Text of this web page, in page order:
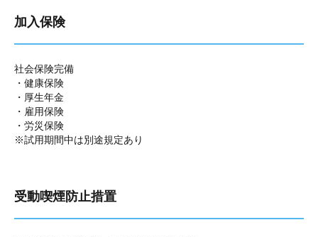
加入保険
社会保険完備
・健康保険
・厚生年金
・雇用保険
・労災保険
※試用期間中は別途規定あり
受動喫煙防止措置